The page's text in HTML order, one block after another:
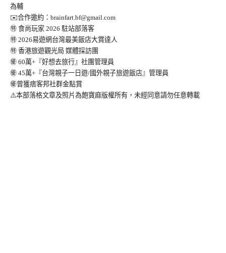
為輔
✉️合作邀約： brainfart.bf@gmail.com
㊕ 食尚玩家 2026 駐站部落客
㊕ 2026易遊網台灣最美飯店大賞達人
㊕ 香港旅遊觀光局 媒體採訪團
㊝ 60萬+『好想去旅行』社團管理員
㊝ 45萬+『台灣親子一日遊/國外親子旅遊飯店』管理員
㊝曾獲痞客邦社群金點賞
⚠️本部落格文章及照片為飽寶麻版權所有，未經同意請勿任意轉載